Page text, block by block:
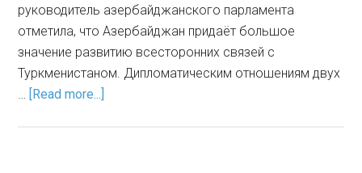
руководитель азербайджанского парламента
отметила, что Азербайджан придаёт большое
значение развитию всесторонних связей с
Туркменистаном. Дипломатическим отношениям двух
… [Read more...]